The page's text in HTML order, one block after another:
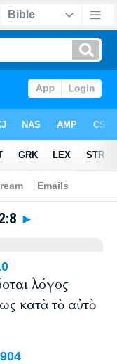
►
λόγος
κατὰ τὸ αὐτὸ